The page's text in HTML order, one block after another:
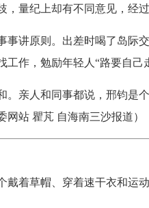
，量纪上却有不同意见，经
原则。出差时喝了岛际交
工作，勉励年轻人“路要自
人和同事都说，邢钧是个
站 瞿芃 自海南三沙报道）
着草帽、穿着速干衣和运动